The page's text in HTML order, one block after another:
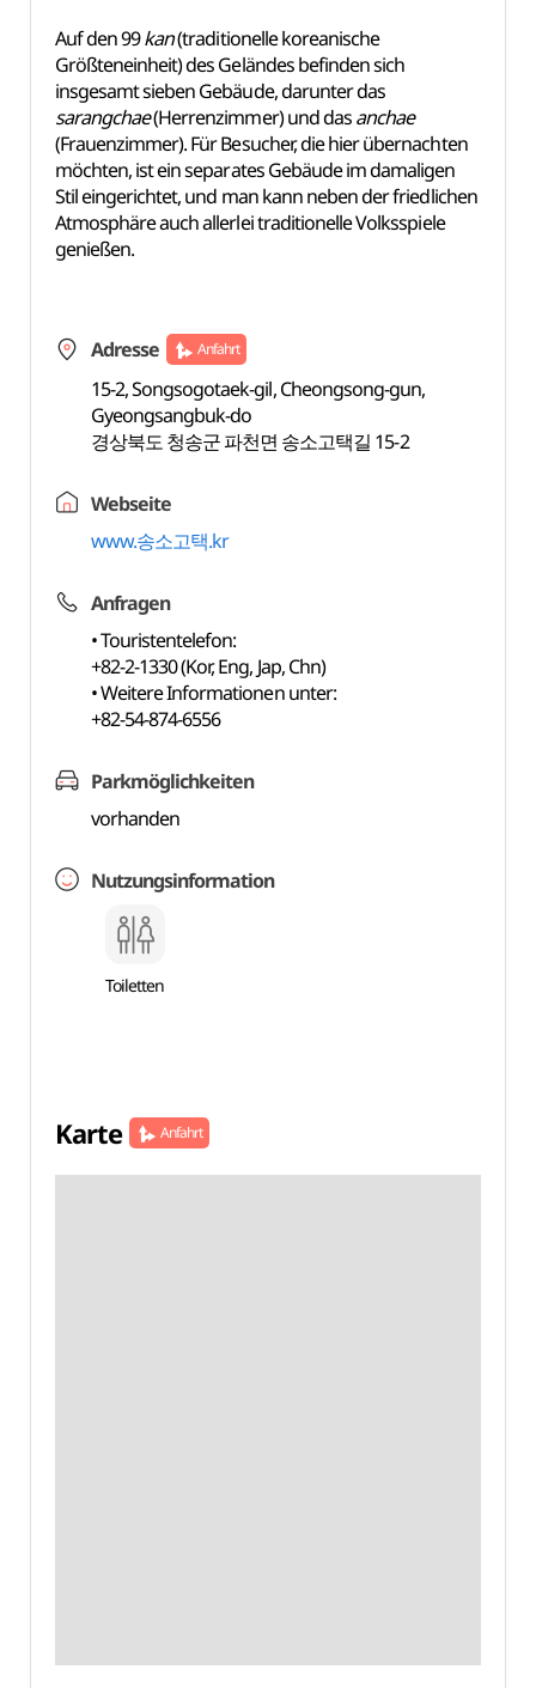
Auf den 99kan(traditionelle koreanische
Größteneinheit) des Geländes befinden sich
insgesamt sieben Gebäude, darunter das
sarangchae(Herrenzimmer) und dasanchae
(Frauenzimmer). Für Besucher, die hier übernachten
möchten, ist ein separates Gebäude im damaligen
Stil eingerichtet, und man kann neben der friedlichen
Atmosphäre auch allerlei traditionelle Volksspiele
genießen.
Adresse Anfahrt
15-2, Songsogotaek-gil, Cheongsong-gun,
Gyeongsangbuk-do
경상북도 청송군 파천면 송소고택길 15-2
Webseite
www.송소고택.kr
Anfragen
• Touristentelefon:
+82-2-1330 (Kor, Eng, Jap, Chn)
• Weitere Informationen unter:
+82-54-874-6556
Parkmöglichkeiten
vorhanden
Nutzungsinformation
Toiletten
Karte Anfahrt